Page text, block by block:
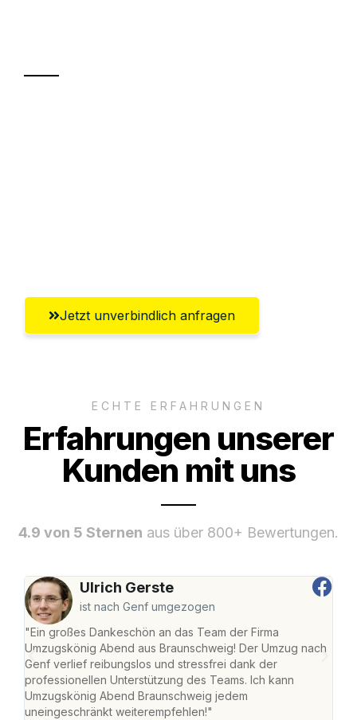
Jetzt unverbindlich anfragen
ECHTE ERFAHRUNGEN
Erfahrungen unserer
Kunden mit uns
4.9 von 5 Sternen aus über 800+ Bewertungen.
Ulrich Gerste
ist nach Genf umgezogen
"Ein großes Dankeschön an das Team der Firma
Umzugskönig Abend aus Braunschweig! Der Umzug nach
Genf verlief reibungslos und stressfrei dank der
professionellen Unterstützung des Teams. Ich kann
Umzugskönig Abend Braunschweig jedem
uneingeschränkt weiterempfehlen!"